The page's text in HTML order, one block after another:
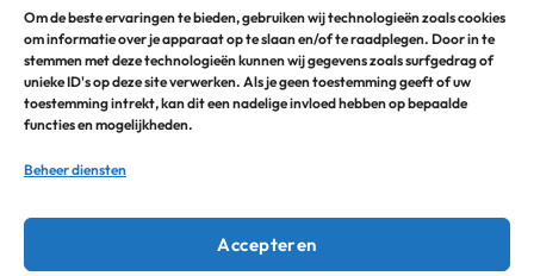
Om de beste ervaringen te bieden, gebruiken wij technologieën zoals cookies
om informatie over je apparaat op te slaan en/of te raadplegen. Door in te
stemmen met deze technologieën kunnen wij gegevens zoals surfgedrag of
unieke ID's op deze site verwerken. Als je geen toestemming geeft of uw
toestemming intrekt, kan dit een nadelige invloed hebben op bepaalde
functies en mogelijkheden.
Beheer diensten
Accepteren
Blog
waarom De Margondiër een goede keuze is
Lunch Groningen: 3 makkelijke ideeën voor op kantoor –